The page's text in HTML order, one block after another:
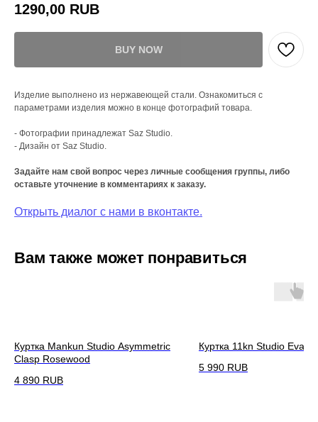
1290,00 RUB
BUY NOW
Изделие выполнено из нержавеющей стали. Ознакомиться с
параметрами изделия можно в конце фотографий товара.
- Фотографии принадлежат Saz Studio.
- Дизайн от Saz Studio.
Задайте нам свой вопрос через личные сообщения группы, либо
оставьте уточнение в комментариях к заказу.
Открыть диалог с нами в вконтакте.
Вам также может понравиться
Куртка Mankun Studio Asymmetric
Clasp Rosewood
4 890 RUB
Куртка 11kn Studio
5 990 RUB